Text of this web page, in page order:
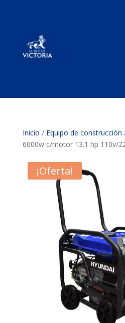
Inicio / Equipo de construcción
6000w c/motor 13.1 hp 110v/
¡Oferta!